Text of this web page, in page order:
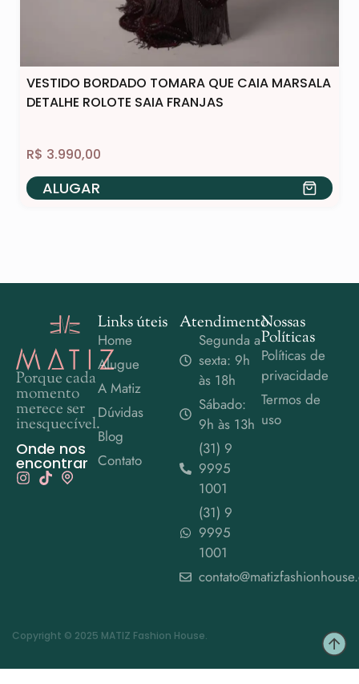
VESTIDO BORDADO TOMARA QUE CAIA MARSALA
DETALHE ROLOTE SAIA FRANJAS
R$ 3.990,00
ALUGAR
Porque cada
momento
merece ser
inesquecível.
Onde nos
encontrar
Links úteis
Home
Alugue
A Matiz
Dúvidas
Blog
Contato
Atendimento
Segunda a
sexta: 9h
às 18h
Sábado:
9h às 13h
(31) 9
9995
1001
(31) 9
9995
1001
Nossas
Políticas
Políticas de
privacidade
Termos de
uso
Copyright © 2025 MATIZ Fashion House.